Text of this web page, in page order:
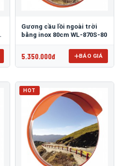
Gương cầu lồi ngoài trời
bằng inox 80cm WL-870S-80
5.350.000đ BÁO GIÁ
HOT